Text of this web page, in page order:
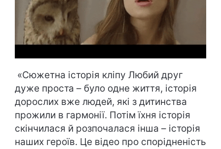
«Сюжетна історія кліпу Любий друг
дуже проста – було одне життя, історія
дорослих вже людей, які з дитинства
прожили в гармонії. Потім їхня історія
скінчилася й розпочалася інша – історія
наших героїв. Це відео про спорідненість